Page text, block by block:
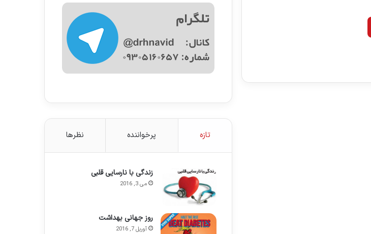
تازه پرخواننده نظرها
زندگی با نارسایی قلبی
می 3, 2016
روز جهانی بهداشت
آوریل 7, 2016